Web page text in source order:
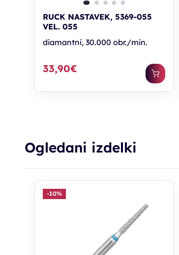
RUCK NASTAVEK, 5369-055
VEL. 055
diamantni, 30.000 obr./min.
33,90€
Ogledani izdelki
-10%